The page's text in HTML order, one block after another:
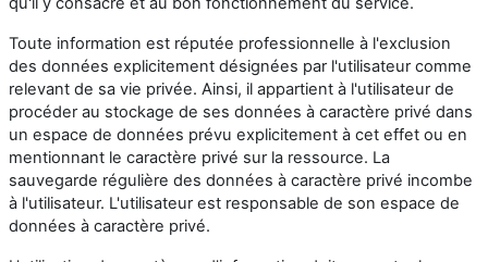
Toute information est réputée professionnelle à l'exclusion
des données explicitement désignées par l'utilisateur comme
relevant de sa vie privée. Ainsi, il appartient à l'utilisateur de
procéder au stockage de ses données à caractère privé dans
un espace de données prévu explicitement à cet effet ou en
mentionnant le caractère privé sur la ressource. La
sauvegarde régulière des données à caractère privé incombe
à l'utilisateur. L'utilisateur est responsable de son espace de
données à caractère privé.